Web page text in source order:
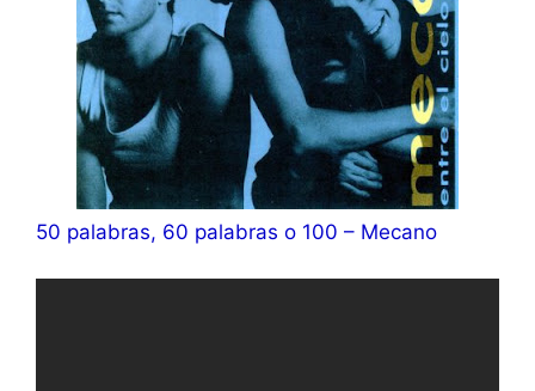
50 palabras, 60 palabras o 100 – Mecano